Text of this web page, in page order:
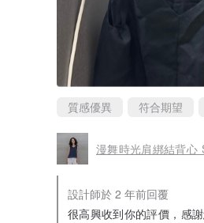
質感優異 符合期望
漫舞時光肩綁結背
設計師於 2 年前回覆
很高興收到你的評價，感